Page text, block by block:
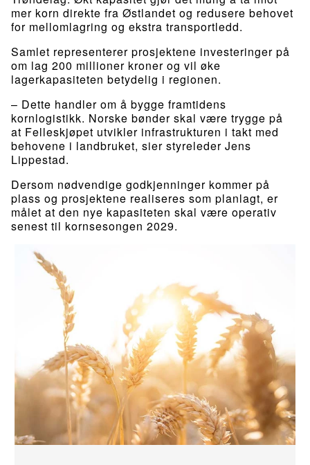
mer korn direkte fra Østlandet og redusere behovet
for mellomlagring og ekstra transportledd.
Samlet representerer prosjektene investeringer på
om lag 200 millioner kroner og vil øke
lagerkapasiteten betydelig i regionen.
– Dette handler om å bygge framtidens
kornlogistikk. Norske bønder skal være trygge på
at Felleskjøpet utvikler infrastrukturen i takt med
behovene i landbruket, sier styreleder Jens
Lippestad.
Dersom nødvendige godkjenninger kommer på
plass og prosjektene realiseres som planlagt, er
målet at den nye kapasiteten skal være operativ
senest til kornsesongen 2029.